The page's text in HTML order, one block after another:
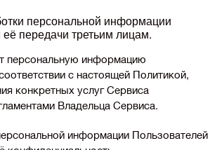
персональной информации
передачи третьим лицам.
персональную информацию
с настоящей Политикой,
конкретных услуг Сервиса
Владельца Сервиса.
информации Пользователей